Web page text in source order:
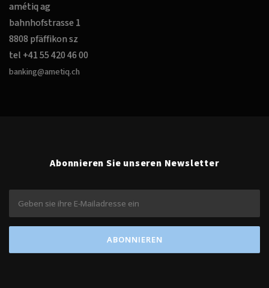
amétiq ag
bahnhofstrasse 1
8808 pfäffikon sz
tel +41 55 420 46 00
banking@ametiq.ch
Abonnieren Sie unseren Newsletter